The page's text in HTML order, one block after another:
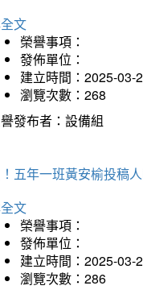
文
榮譽事項：
發佈單位：
建立時間：2025-03-
瀏覽次數：268
發布者：設備組
五年一班黃安榆投稿
文
榮譽事項：
發佈單位：
建立時間：2025-03-
瀏覽次數：286